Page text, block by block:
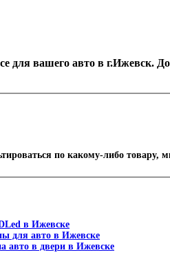
для вашего авто в г.Ижевск.
по какому-либо товару,
в Ижевске
для авто в Ижевске
авто в двери в Ижевске